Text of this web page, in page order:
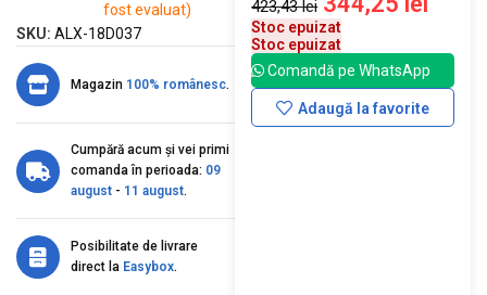
fost evaluat)
SKU: ALX-18D037
Magazin 100% românesc.
Cumpără acum și vei primi
comanda în perioada: 09
august - 11 august.
Posibilitate de livrare
direct la Easybox.
423,43lei
Stoc epuizat
Stoc epuizat
Comandă pe WhatsApp
Adaugă la favorite